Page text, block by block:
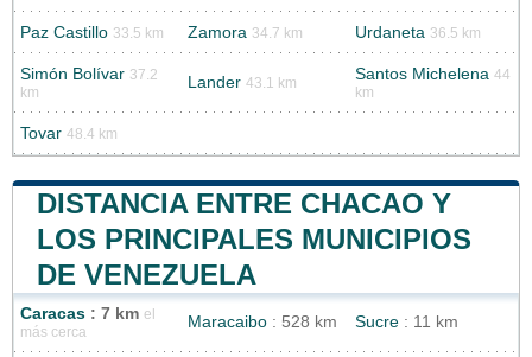
Paz Castillo 33.5 km Zamora 34.7 km Urdaneta 36.5 km
Simón Bolívar 37.2
km
Lander 43.1 km Santos Michelena 44
km
Tovar 48.4 km
DISTANCIA ENTRE CHACAO Y
LOS PRINCIPALES MUNICIPIOS
DE VENEZUELA
Caracas : 7 km el
más cerca
Maracaibo : 528 km Sucre : 11 km